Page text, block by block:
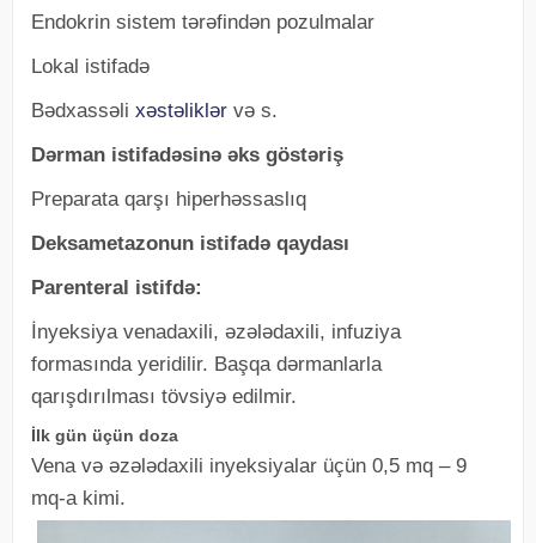
Endokrin sistem tərəfindən pozulmalar
Lokal istifadə
Bədxassəli xəstəliklər və s.
Dərman istifadəsinə əks göstəriş
Preparata qarşı hiperhəssaslıq
Deksametazonun istifadə qaydası
Parenteral istifdə:
İnyeksiya venadaxili, əzələdaxili, infuziya
formasında yeridilir. Başqa dərmanlarla
qarışdırılması tövsiyə edilmir.
İlk gün üçün doza
Vena və əzələdaxili inyeksiyalar üçün 0,5 mq – 9
mq-a kimi.